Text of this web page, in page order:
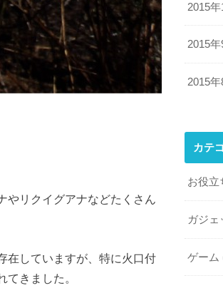
やリクイグアナなどたくさん
在していますが、特に火口付
きました。
2015
2015
2015
カテ
お役立
ガジェ
ゲーム